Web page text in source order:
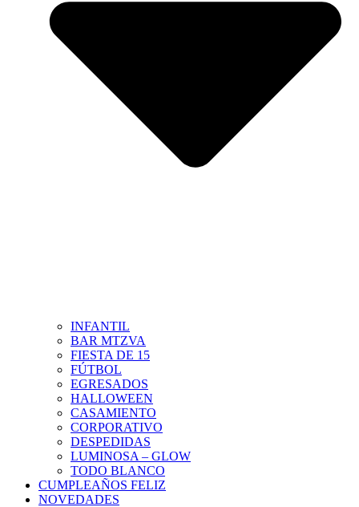
INFANTIL
BAR MTZVA
FIESTA DE 15
FÚTBOL
EGRESADOS
HALLOWEEN
CASAMIENTO
CORPORATIVO
DESPEDIDAS
LUMINOSA – GLOW
TODO BLANCO
CUMPLEAÑOS FELIZ
NOVEDADES